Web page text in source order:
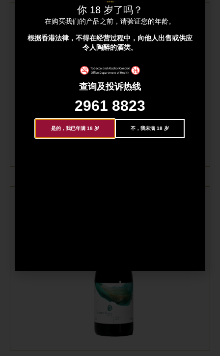
你 18 岁了吗？
在购买我们的产品之前，请验证您的年龄。
根据香港法律，不得在经营过程中，向他人出售或供应
令人陶醉的酒类。
查询及投诉热线
2961 8823
是的，我已年满 18 岁 不，我未满 18 岁